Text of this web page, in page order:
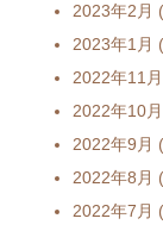
2023年2月
2023年1月
2022年11月
2022年10月
2022年9月
2022年8月
2022年7月